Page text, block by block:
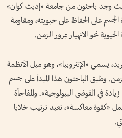
وجد باحثون من جامعة «إديث كوان»
الجسم على الحفاظ على حيويته، ومقاومة
نحو الانهيار بمرور الزمن.
يسمى «الإنتروبيا»، وهو ميل الأنظمة
وطبق الباحثون هذا المبدأ على جسم
في الفوضى البيولوجية». والمفاجأة
«كقوة معاكسة»، تعيد ترتيب خلايا